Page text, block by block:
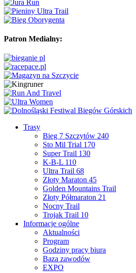
Patron Medialny:
Trasy
Bieg 7 Szczytów 240
Sto Mil Trial 170
Super Trail 130
K-B-L 110
Ultra Trail 68
Złoty Maraton 45
Golden Mountains Trail
Złoty Półmaraton 21
Nocny Trail
Trojak Trail 10
Informacje ogólne
Aktualności
Program
Godziny pracy biura
Baza zawodów
EXPO